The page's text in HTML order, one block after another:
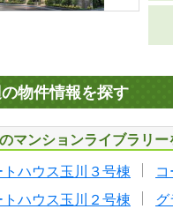
物件情報を探す
マンションライブラリー
トハウス玉川３号棟
トハウス玉川２号棟
グ